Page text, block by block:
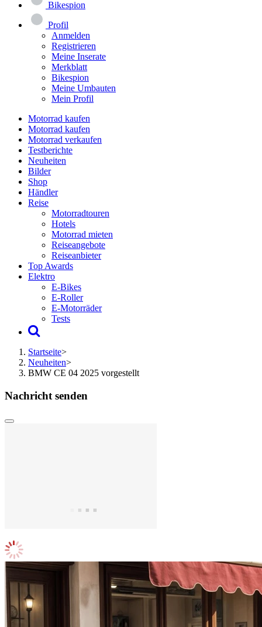
Bikespion
Profil
Anmelden
Registrieren
Meine Inserate
Merkblatt
Bikespion
Meine Umbauten
Mein Profil
Motorrad kaufen
Motorrad kaufen
Motorrad verkaufen
Testberichte
Neuheiten
Bilder
Shop
Händler
Reise
Motorradtouren
Hotels
Motorrad mieten
Reiseangebote
Reiseanbieter
Top Awards
Elektro
E-Bikes
E-Roller
E-Motorräder
Tests
Startseite>
Neuheiten>
BMW CE 04 2025 vorgestellt
Nachricht senden